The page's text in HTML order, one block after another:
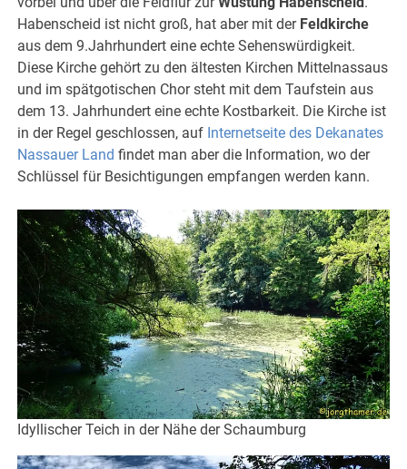
Habenscheid ist nicht groß, hat aber mit der Feldkirche
aus dem 9.Jahrhundert eine echte Sehenswürdigkeit.
Diese Kirche gehört zu den ältesten Kirchen Mittelnassaus
und im spätgotischen Chor steht mit dem Taufstein aus
dem 13. Jahrhundert eine echte Kostbarkeit. Die Kirche ist
in der Regel geschlossen, auf Internetseite des Dekanates
Nassauer Land findet man aber die Information, wo der
Schlüssel für Besichtigungen empfangen werden kann.
Idyllischer Teich in der Nähe der Schaumburg